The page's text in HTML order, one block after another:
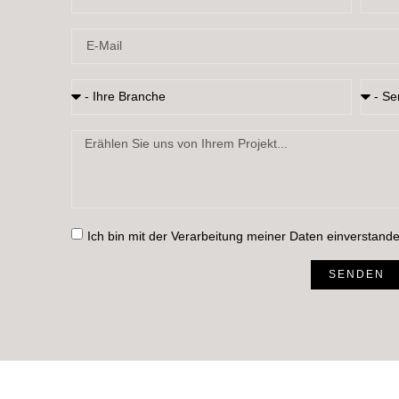
Ich bin mit der Verarbeitung meiner Daten
SENDEN